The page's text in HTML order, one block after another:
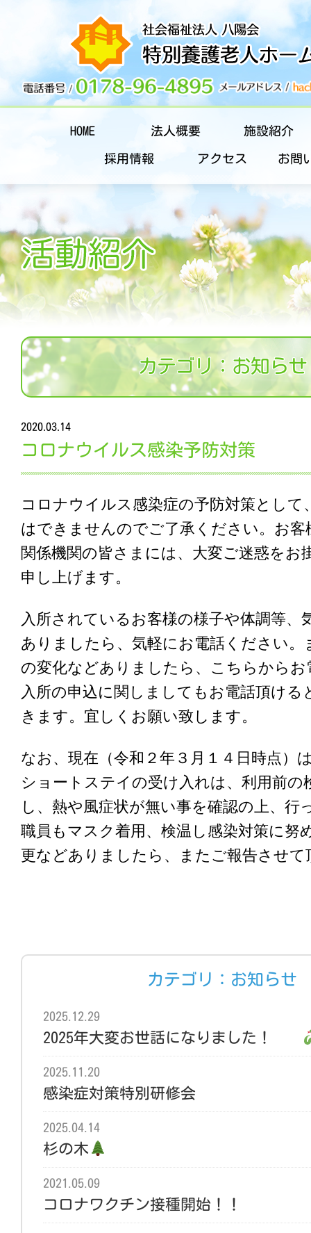
HOME 法人概要 施設紹介
採用情報 アクセス お問
カテゴリ：お知らせ
2020.03.14
コロナウイルス感染予防対策
コロナウイルス感染症の予防対策として
はできませんのでご了承ください。お客
関係機関の皆さまには、大変ご迷惑をお
申し上げます。
入所されているお客様の様子や体調等、
ありましたら、気軽にお電話ください。
の変化などありましたら、こちらからお
入所の申込に関しましてもお電話頂ける
きます。宜しくお願い致します。
なお、現在（令和２年３月１４日時点）
ショートステイの受け入れは、利用前の
し、熱や風症状が無い事を確認の上、行
職員もマスク着用、検温し感染対策に努
更などありましたら、またご報告させて
カテゴリ：お知らせ
2025.12.29
2025年大変お世話になりました！
2025.11.20
感染症対策特別研修会
2025.04.14
杉の木
2021.05.09
コロナワクチン接種開始！！